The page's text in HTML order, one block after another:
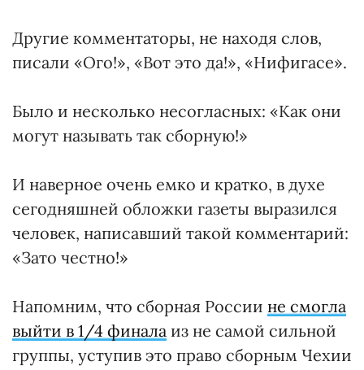
Другие комментаторы, не находя слов,
писали «Ого!», «Вот это да!», «Нифигасе».
Было и несколько несогласных: «Как они
могут называть так сборную!»
И наверное очень емко и кратко, в духе
сегодняшней обложки газеты выразился
человек, написавший такой комментарий:
«Зато честно!»
Напомним, что сборная России не смогла
выйти в 1/4 финала из не самой сильной
группы, уступив это право сборным Чехии